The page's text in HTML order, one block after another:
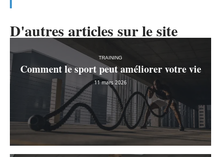
D'autres articles sur le site
TRAINING
Comment le sport peut améliorer votre vie
11 mars 2026